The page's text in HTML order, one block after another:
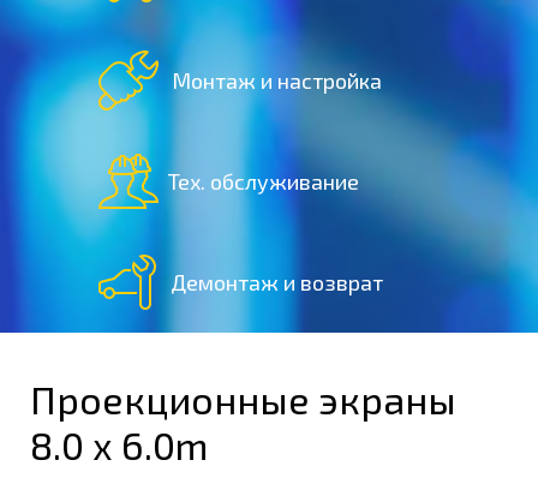
Монтаж и настройка
Тех. обслуживание
Демонтаж и возврат
Проекционные экраны
8.0 x 6.0m